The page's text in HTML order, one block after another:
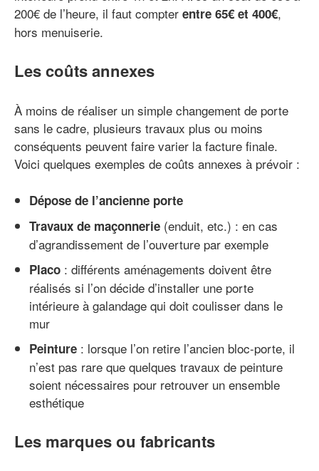
200€ de l’heure, il faut compter entre 65€ et 400€,
hors menuiserie.
Les coûts annexes
À moins de réaliser un simple changement de porte
sans le cadre, plusieurs travaux plus ou moins
conséquents peuvent faire varier la facture finale.
Voici quelques exemples de coûts annexes à prévoir :
Dépose de l’ancienne porte
Travaux de maçonnerie (enduit, etc.) : en cas
d’agrandissement de l’ouverture par exemple
Placo : différents aménagements doivent être
réalisés si l’on décide d’installer une porte
intérieure à galandage qui doit coulisser dans le
mur
Peinture : lorsque l’on retire l’ancien bloc-porte, il
n’est pas rare que quelques travaux de peinture
soient nécessaires pour retrouver un ensemble
esthétique
Les marques ou fabricants